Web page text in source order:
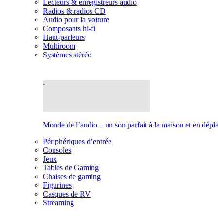
Lecteurs & enregistreurs audio
Radios & radios CD
Audio pour la voiture
Composants hi-fi
Haut-parleurs
Multiroom
Systèmes stéréo
Monde de l’audio – un son parfait à la maison et en
Périphériques d’entrée
Consoles
Jeux
Tables de Gaming
Chaises de gaming
Figurines
Casques de RV
Streaming